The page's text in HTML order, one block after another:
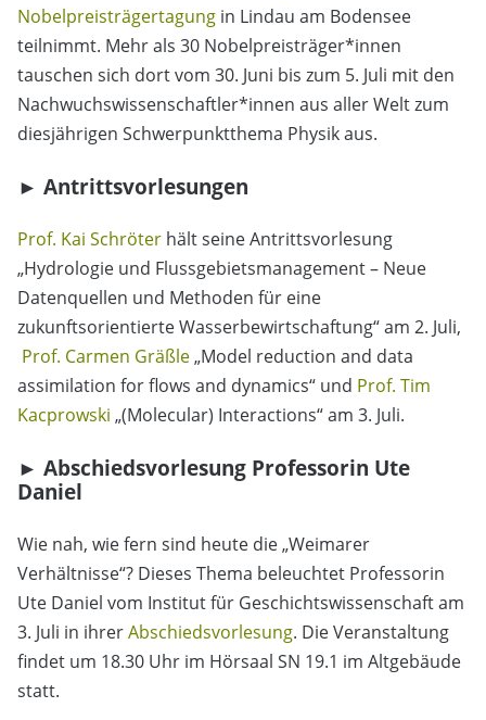
Nobelpreisträgertagung in Lindau am Bodensee
teilnimmt. Mehr als 30 Nobelpreisträger*innen
tauschen sich dort vom 30. Juni bis zum 5. Juli mit den
Nachwuchswissenschaftler*innen aus aller Welt zum
diesjährigen Schwerpunktthema Physik aus.
► Antrittsvorlesungen
Prof. Kai Schröter hält seine Antrittsvorlesung
„Hydrologie und Flussgebietsmanagement – Neue
Datenquellen und Methoden für eine
zukunftsorientierte Wasserbewirtschaftung“ am 2. Juli,
Prof. Carmen Gräßle„Model reduction and data
assimilation for flows and dynamics“ und Prof. Tim
Kacprowski „(Molecular) Interactions“ am 3. Juli.
► Abschiedsvorlesung Professorin Ute
Daniel
Wie nah, wie fern sind heute die „Weimarer
Verhältnisse“? Dieses Thema beleuchtet Professorin
Ute Daniel vom Institut für Geschichtswissenschaft am
3. Juli in ihrerAbschiedsvorlesung. Die Veranstaltung
findet um 18.30 Uhr im Hörsaal SN 19.1 im Altgebäude
statt.